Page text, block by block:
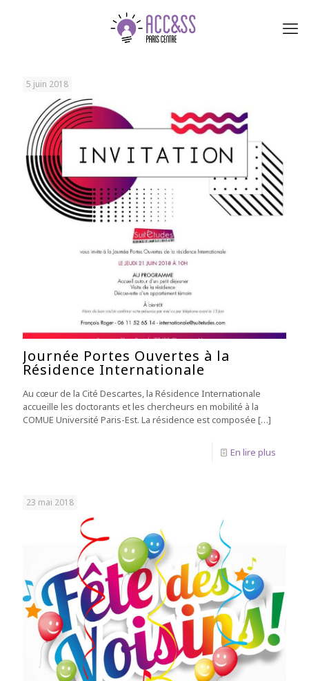
5 juin 2018
Journée Portes Ouvertes à la
Résidence Internationale
Au cœur de la Cité Descartes, la Résidence Internationale
accueille les doctorants et les chercheurs en mobilité à la
COMUE Université Paris-Est. La résidence est composée […]
En lire plus
23 mai 2018